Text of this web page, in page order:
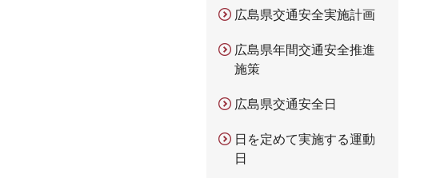
広島県交通安全実施計画
広島県年間交通安全推進
施策
広島県交通安全日
日を定めて実施する運動
日